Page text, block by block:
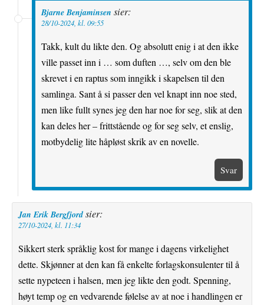
Bjarne Benjaminsen sier:
28/10-2024, kl. 09:55
Takk, kult du likte den. Og absolutt enig i at den ikke
ville passet inn i … som duften …, selv om den ble
skrevet i en raptus som inngikk i skapelsen til den
samlinga. Sant å si passer den vel knapt inn noe sted,
men like fullt synes jeg den har noe for seg, slik at den
kan deles her – frittstående og for seg selv, et enslig,
motbydelig lite håpløst skrik av en novelle.
Svar
Jan Erik Bergfjord sier:
27/10-2024, kl. 11:34
Sikkert sterk språklig kost for mange i dagens virkelighet
dette. Skjønner at den kan få enkelte forlagskonsulenter til å
sette nypeteen i halsen, men jeg likte den godt. Spenning,
høyt temp og en vedvarende følelse av at noe i handlingen er